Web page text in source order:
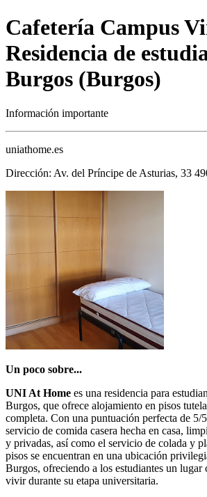
Cafetería Campus
Residencia de
Burgos (Burgos)
Información importante
uniathome.es
Dirección: Av. del Príncipe de Asturias, 33
Un poco sobre...
UNI At Home es una residencia para
Burgos, que ofrece alojamiento en pisos
completa. Con una puntuación perfecta de 5/
servicio de comida casera hecha en casa,
y privadas, así como el servicio de colada y
pisos se encuentran en una ubicación
Burgos, ofreciendo a los estudiantes un lugar
vivir durante su etapa universitaria.